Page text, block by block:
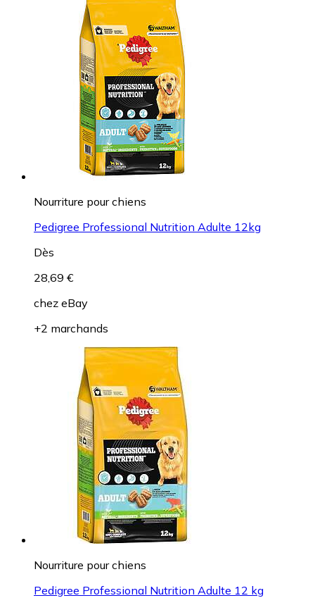
Nourriture pour chiens
Pedigree Professional Nutrition Adulte 12kg
Dès
28,69 €
chez eBay
+2 marchands
Nourriture pour chiens
Pedigree Professional Nutrition Adulte 12 kg